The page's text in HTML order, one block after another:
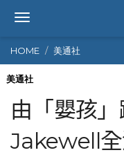
T
g
g
l
n
a
v
i
HOME 美通社
美通社
由「嬰孩」
Jakewell